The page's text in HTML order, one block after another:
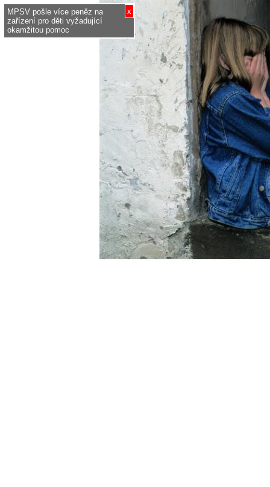
x
MPSV pošle více peněz na
zařízení pro děti vyžadující
okamžitou pomoc